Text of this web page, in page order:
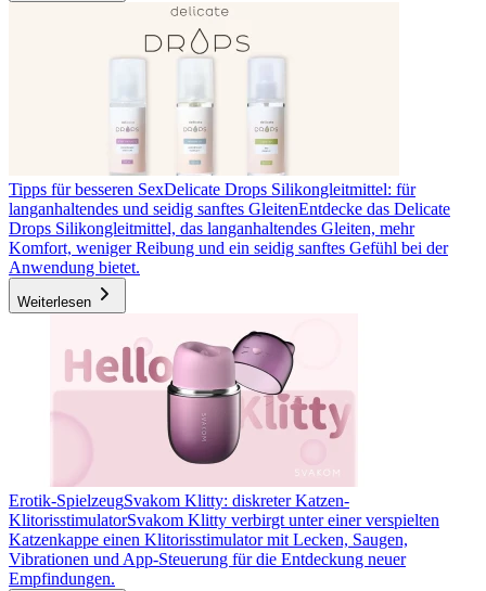
Tipps für besseren SexDelicate Drops Silikongleitmittel: für
langanhaltendes und seidig sanftes GleitenEntdecke das Delicate
Drops Silikongleitmittel, das langanhaltendes Gleiten, mehr
Komfort, weniger Reibung und ein seidig sanftes Gefühl bei der
Anwendung bietet.
Weiterlesen
Erotik-SpielzeugSvakom Klitty: diskreter Katzen-
KlitorisstimulatorSvakom Klitty verbirgt unter einer verspielten
Katzenkappe einen Klitorisstimulator mit Lecken, Saugen,
Vibrationen und App-Steuerung für die Entdeckung neuer
Empfindungen.